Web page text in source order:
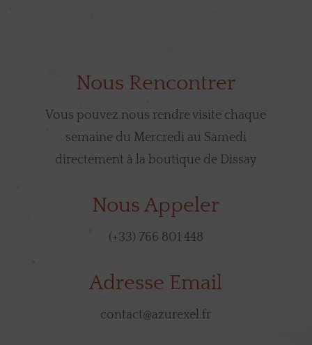
Nous Rencontrer
Vous pouvez nous rendre visite chaque
semaine du Mercredi au Samedi
directement à la boutique de Dissay
Nous Appeler
(+33) 766 801 448
Adresse Email
contact@azurexel.fr